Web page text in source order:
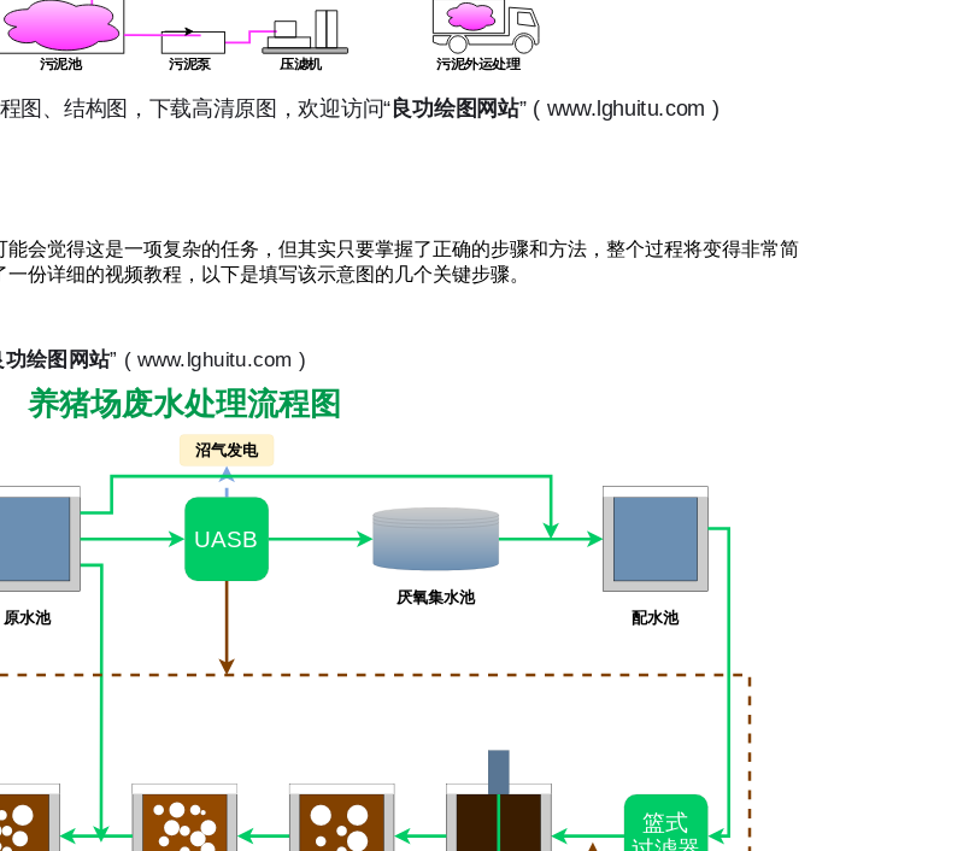
会觉得这是一项复杂的任务，但其实只要掌握了正确的步骤和方法，整个过程将变得非常简
份详细的视频教程，以下是填写该示意图的几个关键步骤。